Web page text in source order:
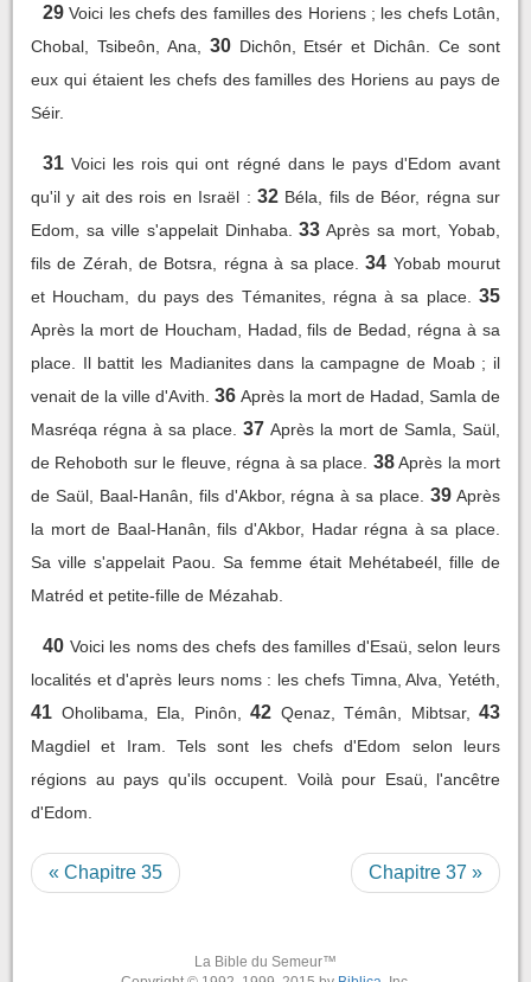
29 Voici les chefs des familles des Horiens ; les chefs Lotân,
Chobal, Tsibeôn, Ana,
30 Dichôn, Etsér et Dichân. Ce sont
eux qui étaient les chefs des familles des Horiens au pays de
Séir.
31 Voici les rois qui ont régné dans le pays d'Edom avant
qu'il y ait des rois en Israël : 32 Béla, fils de Béor, régna sur
Edom, sa ville s'appelait Dinhaba.
33 Après sa mort, Yobab,
fils de Zérah, de Botsra, régna à sa place. 34 Yobab mourut
et Houcham, du pays des Témanites, régna à sa place.
35
Après la mort de Houcham, Hadad, fils de Bedad, régna à sa
place. Il battit les Madianites dans la campagne de Moab ; il
venait de la ville d'Avith. 36 Après la mort de Hadad, Samla de
Masréqa régna à sa place. 37 Après la mort de Samla, Saül,
de Rehoboth sur le fleuve, régna à sa place. 38 Après la mort
de Saül, Baal-Hanân, fils d'Akbor, régna à sa place. 39 Après
la mort de Baal-Hanân, fils d'Akbor, Hadar régna à sa place.
Sa ville s'appelait Paou. Sa femme était Mehétabeél, fille de
Matréd et petite-fille de Mézahab.
40 Voici les noms des chefs des familles d'Esaü, selon leurs
localités et d'après leurs noms : les chefs Timna, Alva, Yetéth,
41 Oholibama, Ela, Pinôn, 42 Qenaz, Témân, Mibtsar, 43
Magdiel et Iram. Tels sont les chefs d'Edom selon leurs
régions au pays qu'ils occupent. Voilà pour Esaü, l'ancêtre
d'Edom.
« Chapitre 35 Chapitre 37 »
La Bible du Semeur™